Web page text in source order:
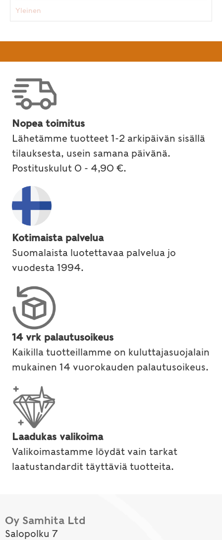
Yleinen
Nopea toimitus
Lähetämme tuotteet 1-2 arkipäivän sisällä
tilauksesta, usein samana päivänä.
Postituskulut 0 - 4,90 €.
Kotimaista palvelua
Suomalaista luotettavaa palvelua jo
vuodesta 1994.
14 vrk palautusoikeus
Kaikilla tuotteillamme on kuluttajasuojalain
mukainen 14 vuorokauden palautusoikeus.
Laadukas valikoima
Valikoimastamme löydät vain tarkat
laatustandardit täyttäviä tuotteita.
Oy Samhita Ltd
Salopolku 7